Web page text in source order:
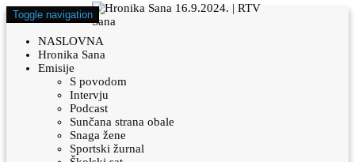
Toggle navigation
NASLOVNA
Hronika Sana
Emisije
S povodom
Intervju
Podcast
Sunčana strana obale
Snaga žene
Sportski žurnal